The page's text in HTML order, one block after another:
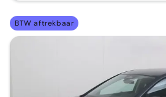
BTW aftrekbaar